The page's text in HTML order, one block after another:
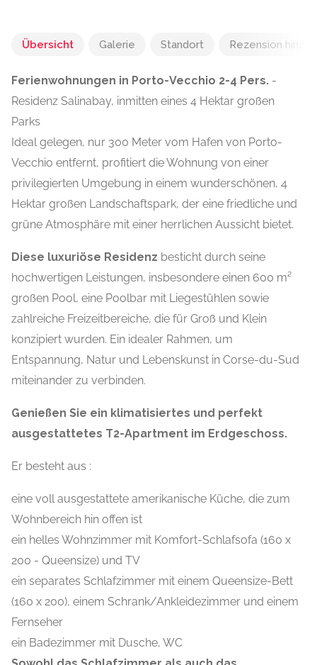
Übersicht Galerie Standort Rezension
Ferienwohnungen in Porto-Vecchio 2-4 Pers. -
Residenz Salinabay, inmitten eines 4 Hektar großen
Parks
Ideal gelegen, nur 300 Meter vom Hafen von Porto-
Vecchio entfernt, profitiert die Wohnung von einer
privilegierten Umgebung in einem wunderschönen, 4
Hektar großen Landschaftspark, der eine friedliche und
grüne Atmosphäre mit einer herrlichen Aussicht bietet.
Diese luxuriöse Residenz besticht durch seine
hochwertigen Leistungen, insbesondere einen 600 m²
großen Pool, eine Poolbar mit Liegestühlen sowie
zahlreiche Freizeitbereiche, die für Groß und Klein
konzipiert wurden. Ein idealer Rahmen, um
Entspannung, Natur und Lebenskunst in Corse-du-Sud
miteinander zu verbinden.
Genießen Sie ein klimatisiertes und perfekt
ausgestattetes T2-Apartment im Erdgeschoss.
Er besteht aus :
eine voll ausgestattete amerikanische Küche, die zum
Wohnbereich hin offen ist
ein helles Wohnzimmer mit Komfort-Schlafsofa (160 x
200 - Queensize) und TV
ein separates Schlafzimmer mit einem Queensize-Bett
(160 x 200), einem Schrank/Ankleidezimmer und einem
Fernseher
ein Badezimmer mit Dusche, WC